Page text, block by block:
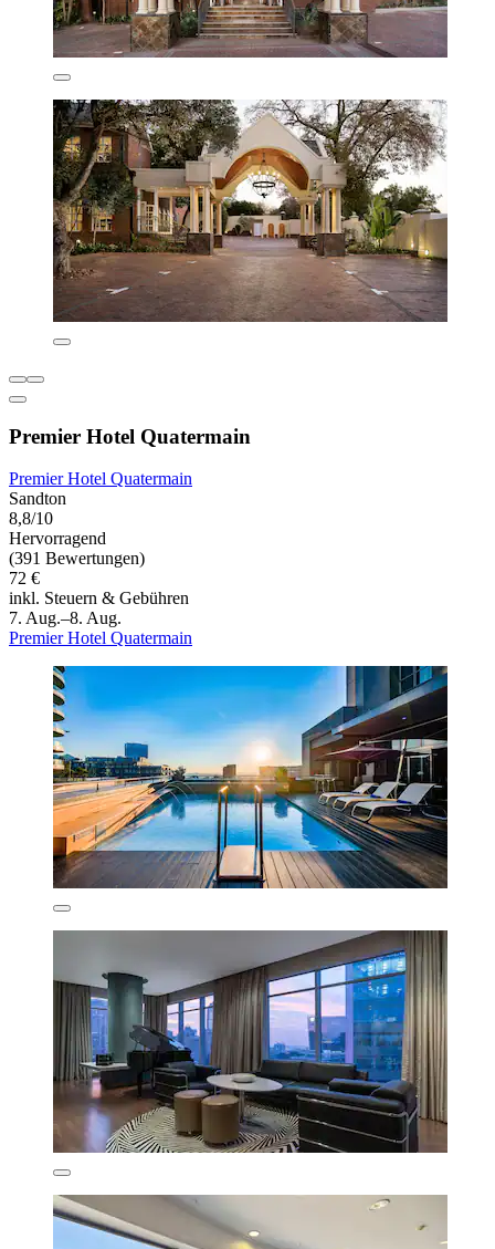
Premier Hotel Quatermain
Premier Hotel Quatermain
Sandton
8,8/10
Hervorragend
(391 Bewertungen)
72 €
inkl. Steuern & Gebühren
7. Aug.–8. Aug.
Premier Hotel Quatermain